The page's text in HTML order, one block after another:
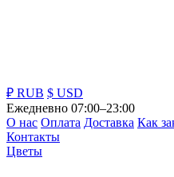
₽ RUB $ USD
Ежедневно 07:00–23:00
О нас Оплата Доставка Как
Контакты
Цветы